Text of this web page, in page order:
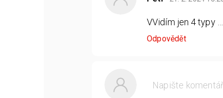
VVidím jen 4 typy ….
Odpovědět